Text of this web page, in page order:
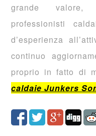
grande valore,
professionisti
d’esperienza
continuo
proprio in fatto di
caldaie Junkers